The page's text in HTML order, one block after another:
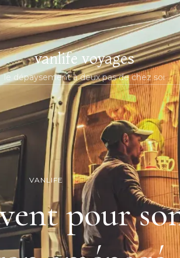
vanlife voyages
le dépaysement à deux pas de chez soi
VANLIFE
pour